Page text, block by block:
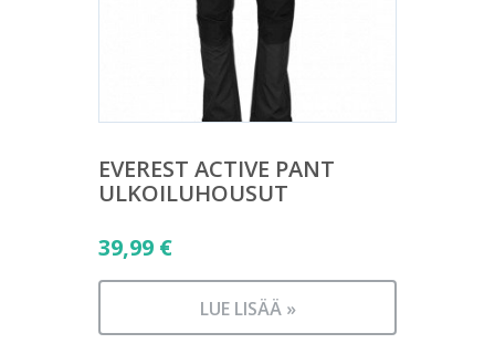
EVEREST ACTIVE PANT
ULKOILUHOUSUT
39,99 €
LUE LISÄÄ »